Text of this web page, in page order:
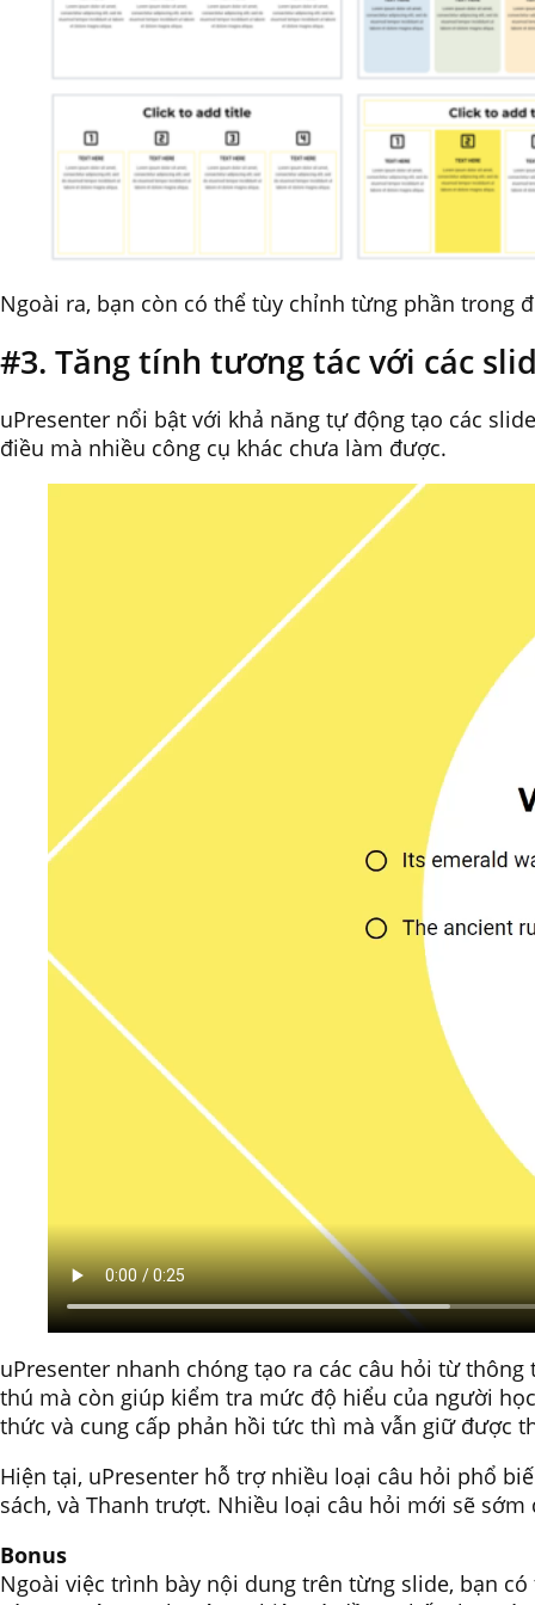
Ngoài ra, bạn còn có thể tùy chỉnh từng phần trong
#3. Tăng tính tương tác với các
uPresenter nổi bật với khả năng tự động tạo các
điều mà nhiều công cụ khác chưa làm được.
uPresenter nhanh chóng tạo ra các câu hỏi từ
thú mà còn giúp kiểm tra mức độ hiểu của người
thức và cung cấp phản hồi tức thì mà vẫn giữ được
Hiện tại, uPresenter hỗ trợ nhiều loại câu hỏi phổ
sách, và Thanh trượt. Nhiều loại câu hỏi mới sẽ sớm
Bonus
Ngoài việc trình bày nội dung trên từng slide, bạn